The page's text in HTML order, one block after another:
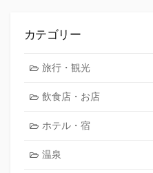
カテゴリー
旅行・観光
飲食店・お店
ホテル・宿
温泉